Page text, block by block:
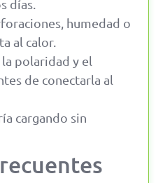
días.
humedad o
al calor.
polaridad y el
de conectarla al
cargando sin